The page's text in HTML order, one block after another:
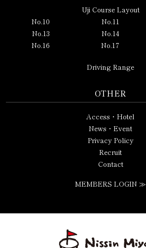
Uji Course Layout
No.10
No.11
No.13
No.14
No.16
No.17
Driving Range
OTHER
Access・Hotel
News・Event
Privacy Policy
Recruit
Contact
MEMBERS LOGIN ≫